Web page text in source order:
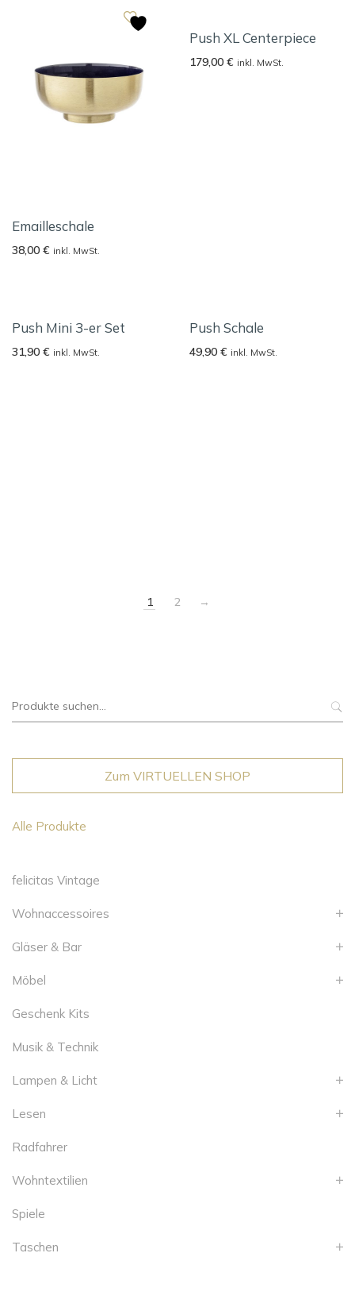
Emailleschale
38,00 € inkl. MwSt.
Push XL Centerpiece
179,00 € inkl. MwSt.
Push Mini 3-er Set
31,90 € inkl. MwSt.
Push Schale
49,90 € inkl. MwSt.
1 2 →
Suche
Zum VIRTUELLEN SHOP
Alle Produkte
felicitas Vintage
Wohnaccessoires
Gläser & Bar
Möbel
Geschenk Kits
Musik & Technik
Lampen & Licht
Lesen
Radfahrer
Wohntextilien
Spiele
Taschen